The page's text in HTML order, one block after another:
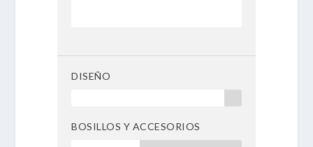
DISEÑO
BOSILLOS Y ACCESORIOS